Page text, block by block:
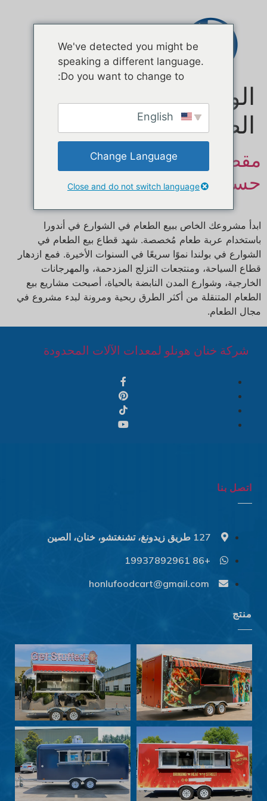
اتصال
الوسم:تصنيع شاحنات
الطعام
مقطورة طعام متنقلة مصممة
حسب الطلب للبيع في بولندا
ابدأ مشروعك الخاص ببيع الطعام في الشوارع في أندورا
باستخدام عربة طعام مُخصصة. شهد قطاع بيع الطعام في
الشوارع في بولندا نموًا سريعًا في السنوات الأخيرة. فمع ازدهار
قطاع السياحة، ومنتجعات التزلج المزدحمة، والمهرجانات
الخارجية، وشوارع المدن النابضة بالحياة، أصبحت مشاريع بيع
الطعام المتنقلة من أكثر الطرق ربحية ومرونة لبدء مشروع في
مجال الطعام.
شركة خنان هونلو لمعدات الآلات المحدودة
اتصل بنا
127 طريق زيدونغ، تشنغتشو، خنان، الصين
+86 19937892961
honlufoodcart@gmail.com
منتج
We've detected you might be
speaking a different language.
Do you want to change to:
Change Language
Close and do not switch language
Latviešu valoda
Dansk
Hrvatski
Српски језик
Norsk nynorsk
Maori
Eesti
Български
Slovenčina
Svenska